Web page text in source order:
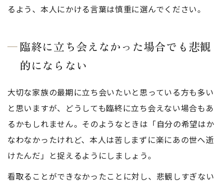
るよう、本人にかける言葉は慎重に選んでください。
臨終に立ち会えなかった場合でも悲観
的にならない
大切な家族の最期に立ち会いたいと思っている方も多い
と思いますが、どうしても臨終に立ち会えない場合もあ
るかもしれません。そのようなときは「自分の希望はか
なわなかったけれど、本人は苦しまずに楽にあの世へ逝
けたんだ」と捉えるようにしましょう。
看取ることができなかったことに対し、悲観しすぎない